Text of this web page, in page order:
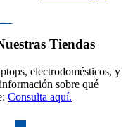
Tiendas
electrodomésticos, y
sobre qué
Consulta aquí.